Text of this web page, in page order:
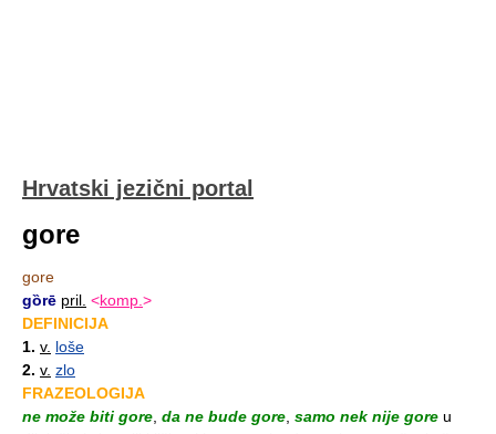
Hrvatski jezični portal
gore
gore
gȍrē pril. <komp. >
DEFINICIJA
1. v. loše
2. v. zlo
FRAZEOLOGIJA
ne može biti gore da ne bude gore samo nek nije gore u